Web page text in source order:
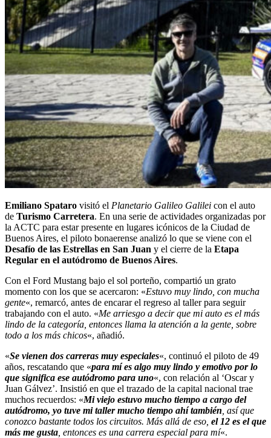
Emiliano Spataro visitó el Planetario Galileo Galilei con el auto
de Turismo Carretera. En una serie de actividades organizadas por
la ACTC para estar presente en lugares icónicos de la Ciudad de
Buenos Aires, el piloto bonaerense analizó lo que se viene con el
Desafío de las Estrellas en San Juan y el cierre de la Etapa
Regular en el autódromo de Buenos Aires.
Con el Ford Mustang bajo el sol porteño, compartió un grato
momento con los que se acercaron: «Estuvo muy lindo, con mucha
gente«, remarcó, antes de encarar el regreso al taller para seguir
trabajando con el auto. «Me arriesgo a decir que mi auto es el más
lindo de la categoría, entonces llama la atención a la gente, sobre
todo a los más chicos«, añadió.
«Se vienen dos carreras muy especiales«, continuó el piloto de 49
años, rescatando que «para mí es algo muy lindo y emotivo por lo
que significa ese autódromo para uno«, con relación al ‘Oscar y
Juan Gálvez’. Insistió en que el trazado de la capital nacional trae
muchos recuerdos: «Mi viejo estuvo mucho tiempo a cargo del
autódromo, yo tuve mi taller mucho tiempo ahí también , así que
conozco bastante todos los circuitos. Más allá de eso, el 12 es el que
más me gusta , entonces es una carrera especial para mí«.